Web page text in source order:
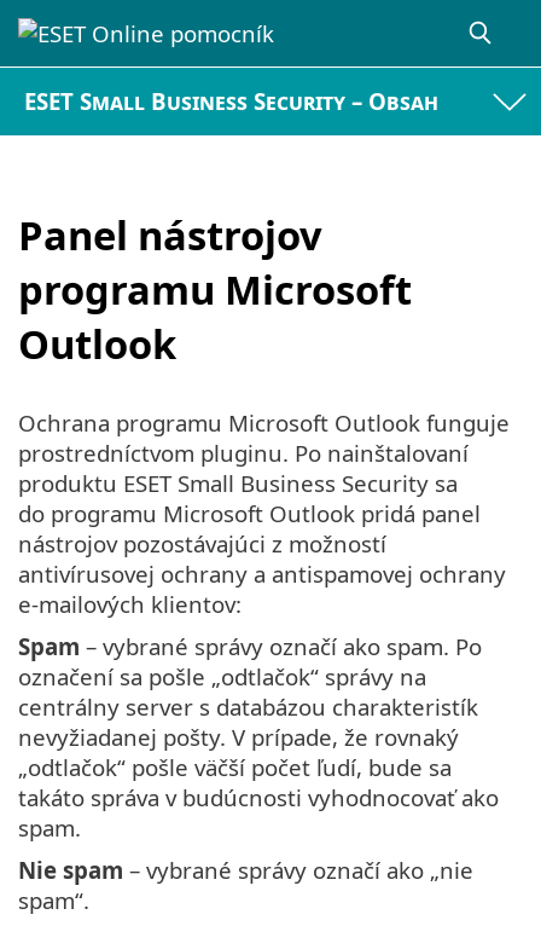
ESET Small Business Security – Obsah
Panel nástrojov
programu Microsoft
Outlook
Ochrana programu Microsoft Outlook funguje
prostredníctvom pluginu. Po nainštalovaní
produktu ESET Small Business Security sa
do programu Microsoft Outlook pridá panel
nástrojov pozostávajúci z možností
antivírusovej ochrany a antispamovej ochrany
e‑mailových klientov:
Spam – vybrané správy označí ako spam. Po
označení sa pošle „odtlačok“ správy na
centrálny server s databázou charakteristík
nevyžiadanej pošty. V prípade, že rovnaký
„odtlačok“ pošle väčší počet ľudí, bude sa
takáto správa v budúcnosti vyhodnocovať ako
spam.
Nie spam – vybrané správy označí ako „nie
spam“.